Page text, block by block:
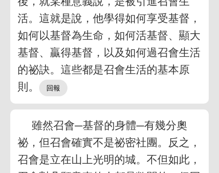
活。這就是說，他學得如何享受基督，
如何以基督為生命，如何活基督、顯大
基督、贏得基督，以及如何過召會生活
的祕訣。這些都是召會生活的基本原
則。
雖然召會─基督的身體─有幾分奧
祕，但召會確實不是祕密社團。反之，
召會是立在山上光明的城。不但如此，